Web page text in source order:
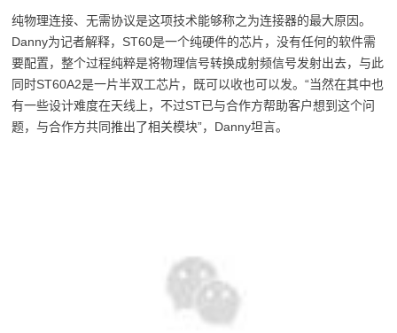
纯物理连接、无需协议是这项技术能够称之为连接器的最大原因。
Danny为记者解释，ST60是一个纯硬件的芯片，没有任何的软件需
要配置，整个过程纯粹是将物理信号转换成射频信号发射出去，与此
同时ST60A2是一片半双工芯片，既可以收也可以发。“当然在其中也
有一些设计难度在天线上，不过ST已与合作方帮助客户想到这个问
题，与合作方共同推出了相关模块”，Danny坦言。